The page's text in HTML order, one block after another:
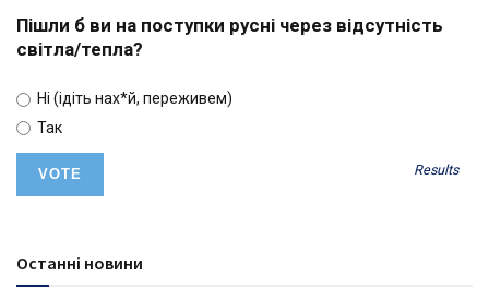
Пішли б ви на поступки русні через відсутність
світла/тепла?
Ні (ідіть нах*й, переживем)
Так
Results
Останні новини